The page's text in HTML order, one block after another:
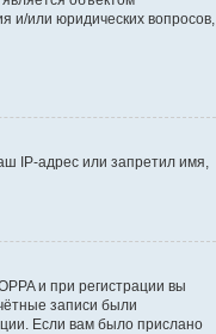
и/или юридических вопросов,
IP-адрес или запретил имя,
и при регистрации вы
записи были
Если вам было прислано